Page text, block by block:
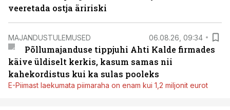
veeretada ostja äririski
MAJANDUSTULEMUSED 06.08.26, 09:34
Põllumajanduse tippjuhi Ahti Kalde firmades
käive üldiselt kerkis, kasum samas nii
kahekordistus kui ka sulas pooleks
E-Piimast laekumata piimaraha on enam kui 1,2 miljonit eurot